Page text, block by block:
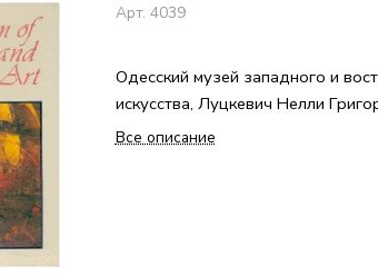
Арт. 4039
Одесский музей западного и
искусства, Луцкевич Нелли
Все описание